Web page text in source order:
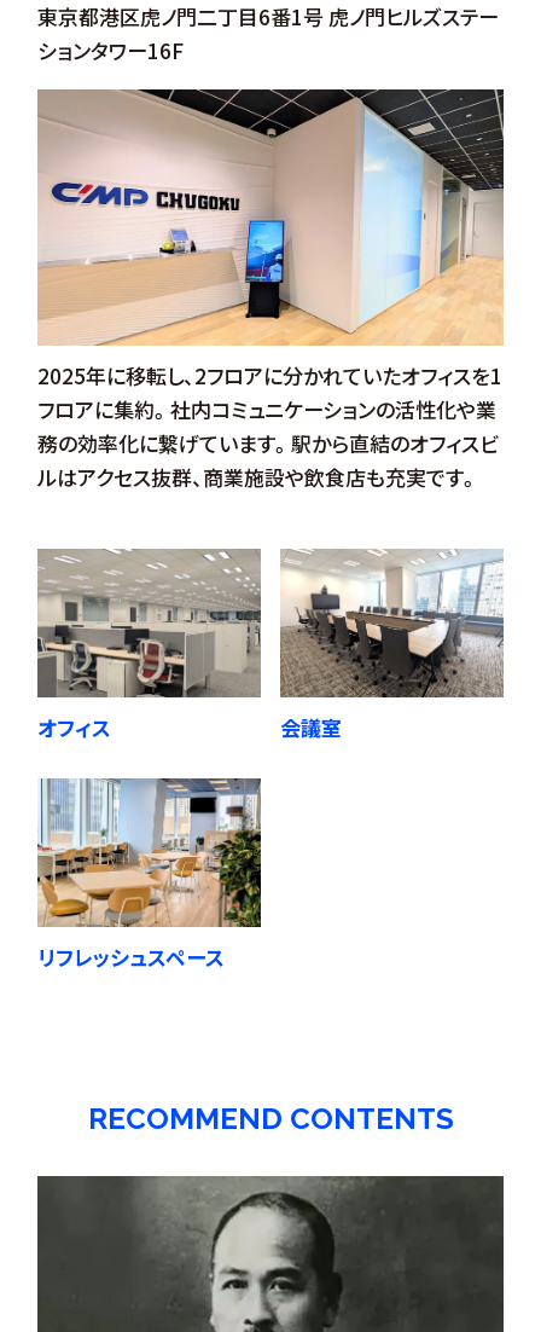
東京都港区虎ノ門二丁目6番1号 虎ノ門ヒルズステー
ションタワー16F
2025年に移転し、2フロアに分かれていたオフィスを1
フロアに集約。社内コミュニケーションの活性化や業
務の効率化に繋げています。駅から直結のオフィスビ
ルはアクセス抜群、商業施設や飲食店も充実です。
オフィス 会議室
リフレッシュスペース
RECOMMEND CONTENTS